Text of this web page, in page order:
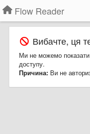
Flow Reader
Вибачте, ця
Ми не можемо
доступу.
Причина: Ви не